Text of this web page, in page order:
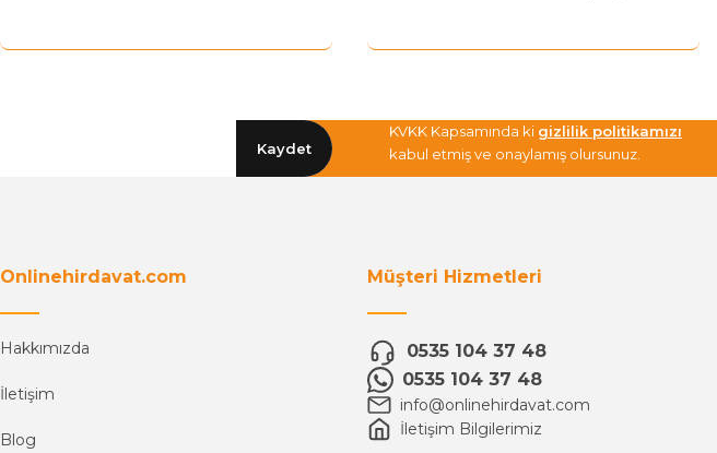
Kaydet
KVKK Kapsamında ki gizlilik politikamızı
kabul etmiş ve onaylamış olursunuz.
Onlinehirdavat.com
Hakkımızda
İletişim
Blog
Müşteri Hizmetleri
0535 104 37 48
0535 104 37 48
info@onlinehirdavat.com
İletişim Bilgilerimiz